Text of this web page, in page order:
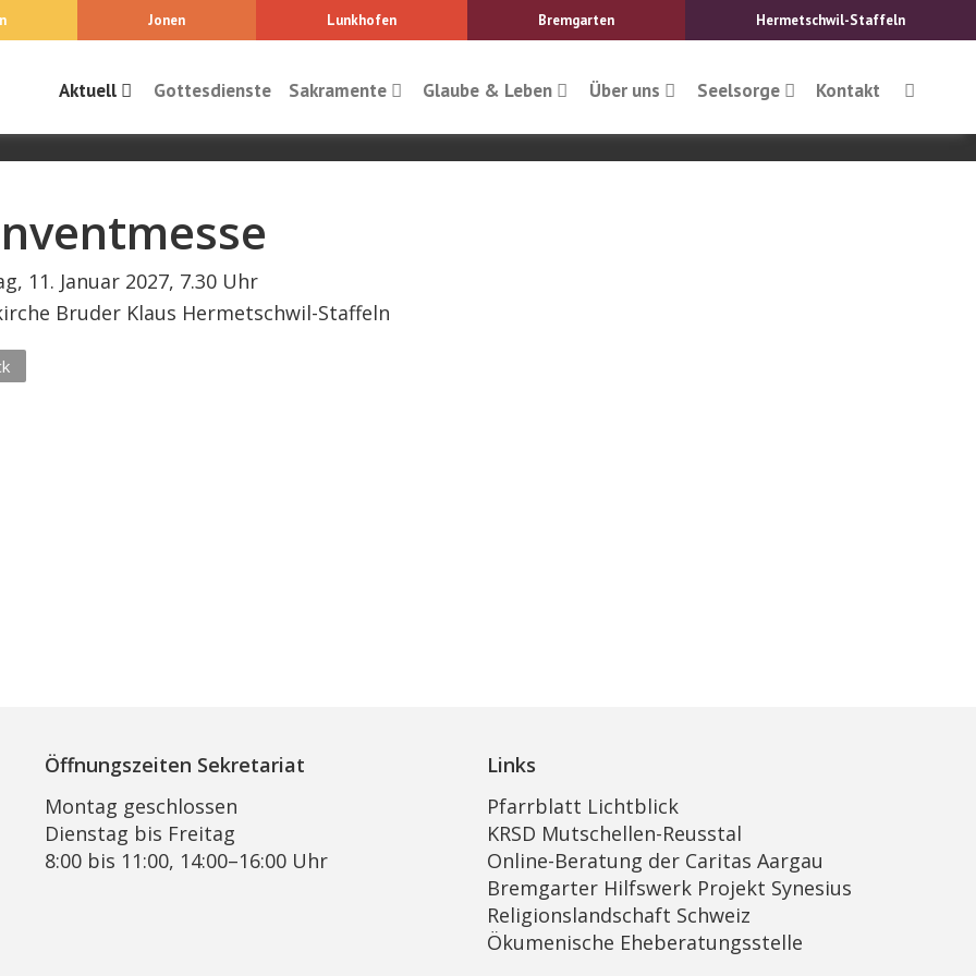
Jonen Lunkhofen Bremgarten Hermetschwil-Staffeln
Aktuell Gottesdienste Sakramente Glaube & Leben Über uns Seelsorge Kontakt
11. Januar 2027, 7.30 Uhr
Bruder Klaus Hermetschwil-Staffeln
Öffnungszeiten Sekretariat
Montag geschlossen
Dienstag bis Freitag
8:00 bis 11:00, 14:00–16:00 Uhr
Links
Pfarrblatt Lichtblick
KRSD Mutschellen-Reusstal
Online-Beratung der Caritas Aargau
Bremgarter Hilfswerk Projekt Synesius
Religionslandschaft Schweiz
Ökumenische Eheberatungsstelle